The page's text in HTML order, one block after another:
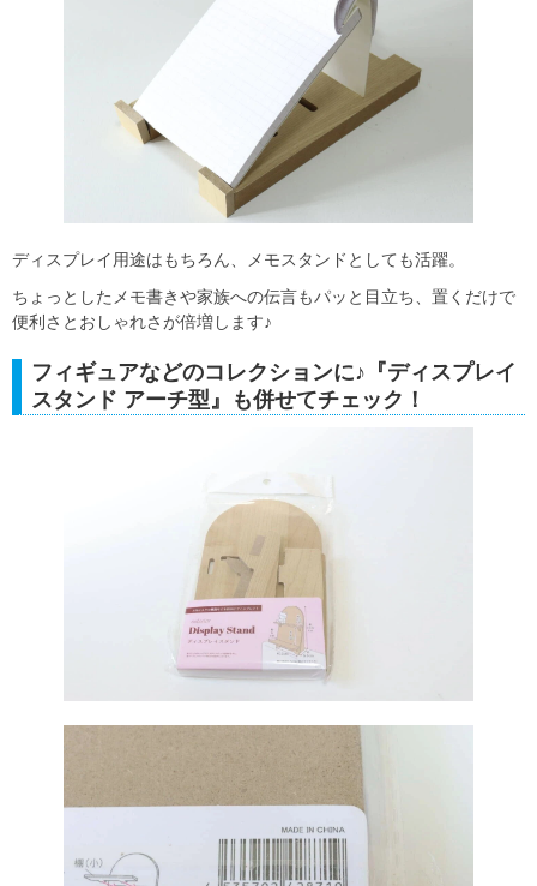
ディスプレイ用途はもちろん、メモスタンドとしても活躍。
ちょっとしたメモ書きや家族への伝言もパッと目立ち、置くだけで
便利さとおしゃれさが倍増します♪
フィギュアなどのコレクションに♪『ディスプレイ
スタンド アーチ型』も併せてチェック！